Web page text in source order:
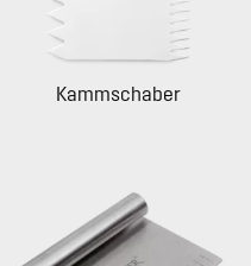
Kammschaber